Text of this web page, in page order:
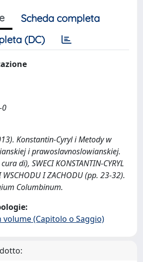
Scheda completa
(DC)
0
Konstantin-Cyryl i Metody w
i prawoslavnoslowianskiej.
di), SWECI KONSTANTIN-CYRYL
WSCHODU I ZACHODU (pp. 23-32).
Columbinum.
(Capitolo o Saggio)